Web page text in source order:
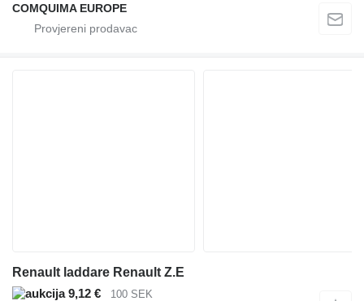
COMQUIMA EUROPE
Renault laddare Renault Z.E
9,12 €
100 SEK